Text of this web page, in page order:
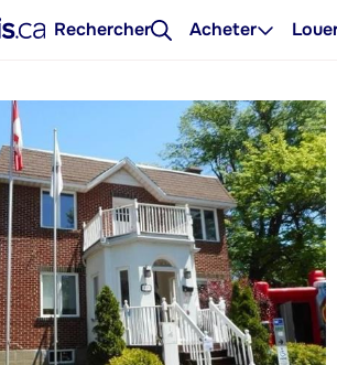
Rechercher Acheter